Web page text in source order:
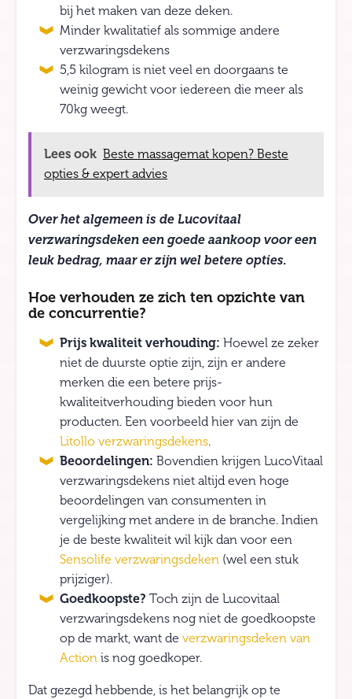
bij het maken van deze deken.
Minder kwalitatief als sommige andere
verzwaringsdekens
5,5 kilogram is niet veel en doorgaans te
weinig gewicht voor iedereen die meer als
70kg weegt.
Lees ook Beste massagemat kopen? Beste
opties & expert advies
Over het algemeen is de Lucovitaal
verzwaringsdeken een goede aankoop voor een
leuk bedrag, maar er zijn wel betere opties.
Hoe verhouden ze zich ten opzichte van
de concurrentie?
Prijs kwaliteit verhouding: Hoewel ze zeker
niet de duurste optie zijn, zijn er andere
merken die een betere prijs-
kwaliteitverhouding bieden voor hun
producten. Een voorbeeld hier van zijn de
Litollo verzwaringsdekens.
Beoordelingen: Bovendien krijgen LucoVitaal
verzwaringsdekens niet altijd even hoge
beoordelingen van consumenten in
vergelijking met andere in de branche. Indien
je de beste kwaliteit wil kijk dan voor een
Sensolife verzwaringsdeken (wel een stuk
prijziger).
Goedkoopste? Toch zijn de Lucovitaal
verzwaringsdekens nog niet de goedkoopste
op de markt, want de verzwaringsdeken van
Action is nog goedkoper.
Dat gezegd hebbende, is het belangrijk op te